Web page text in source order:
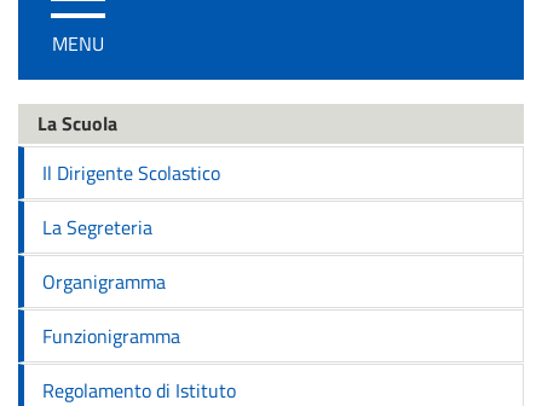
/
disattiva
navigazione
MENU
La Scuola
Il Dirigente Scolastico
La Segreteria
Organigramma
Funzionigramma
Regolamento di Istituto